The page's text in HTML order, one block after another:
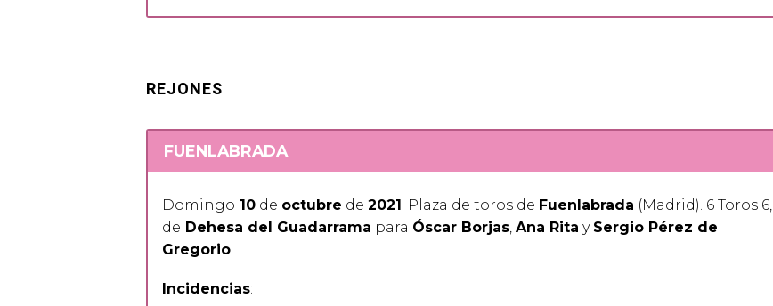
REJONES
FUENLABRADA
Domingo 10 de octubre de 2021 . Plaza de toros de Fuenlabrada (Madrid). 6 Toros 6,
de Dehesa del Guadarrama para Óscar Borjas, Ana Rita y Sergio Pérez de
Gregorio.
Incidencias: